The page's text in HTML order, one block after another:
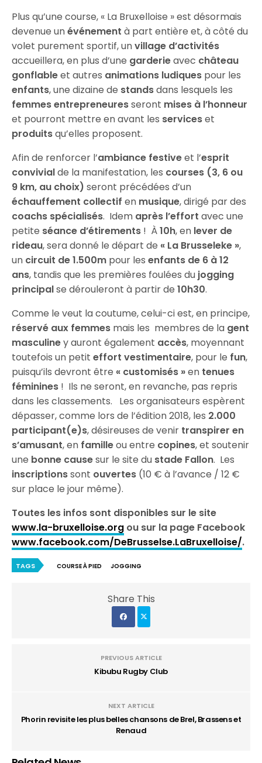
Plus qu’une course, « La Bruxelloise » est désormais
devenue unévénement à part entière et, à côté du
volet purement sportif, unvillage d’activités
accueillera, en plus d’une garderieavec château
gonflableet autres animations ludiques pour les
enfants, une dizaine de standsdans lesquels les
femmes entrepreneuresseront mises à l’honneur
et pourront mettre en avant les serviceset
produitsqu’elles proposent.
Afin de renforcer l’ambiance festiveet l’esprit
convivialde la manifestation, les courses (3, 6 ou
9 km, au choix) seront précédées d’un
échauffement collectif en musique, dirigé par des
coachs spécialisés. Idem après l’effort avec une
petite séance d’étirements ! À10h, en lever de
rideau, sera donné le départ de « La Brusseleke »,
un circuit de 1.500m pour lesenfants de 6 à 12
ans, tandis que les premières foulées du jogging
principalse dérouleront à partir de10h30.
Comme le veut la coutume, celui-ci est, en principe,
réservé aux femmes mais les membres de la gent
masculiney auront également accès, moyennant
toutefois un petiteffort vestimentaire, pour le fun,
puisqu’ils devront être « customisés »en tenues
féminines ! Ils ne seront, en revanche, pas repris
dans les classements. Les organisateurs espèrent
dépasser, comme lors de l’édition 2018, les 2.000
participant(e)s, désireuses de venir transpirer en
s’amusant, en familleou entre copines, et soutenir
une bonne causesur le site du stade Fallon. Les
inscriptionssont ouvertes (10 € à l’avance / 12 €
sur place le jour même).
Toutes les infos sont disponibles sur le site
www.la-bruxelloise.org ou sur la page Facebook
www.facebook.com/DeBrusselse.LaBruxelloise/.
TAGS COURSE À PIED JOGGING
Share This
PREVIOUS ARTICLE
Kibubu Rugby Club
NEXT ARTICLE
Phorin revisite les plus belles chansons de Brel, Brassens et
Renaud